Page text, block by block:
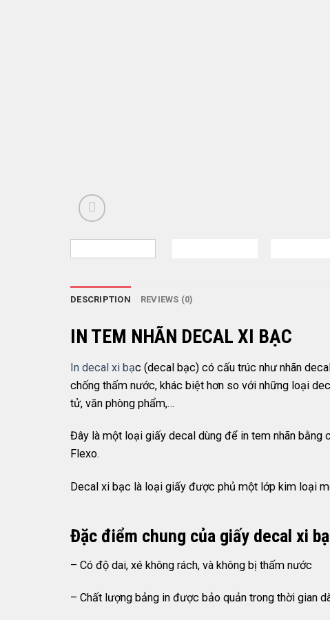
DESCRIPTION REVIEWS (0)
IN TEM NHÃN DECAL XI BẠC
In decal xi bạc (decal bạc) có cấu trúc như nhãn
chống thấm nước, khác biệt hơn so với những loại
tử, văn phòng phẩm,…
Đây là một loại giấy decal dùng để in tem nhãn bằng
Flexo.
Decal xi bạc là loại giấy được phủ một lớp kim loại
Đặc điểm chung của giấy decal xi
– Có độ dai, xé không rách, và không bị thấm nước
– Chất lượng bảng in được bảo quản trong thời gian